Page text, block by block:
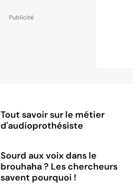
Tout savoir sur le métier
d'audioprothésiste
Sourd aux voix dans le
brouhaha ? Les chercheurs
savent pourquoi !